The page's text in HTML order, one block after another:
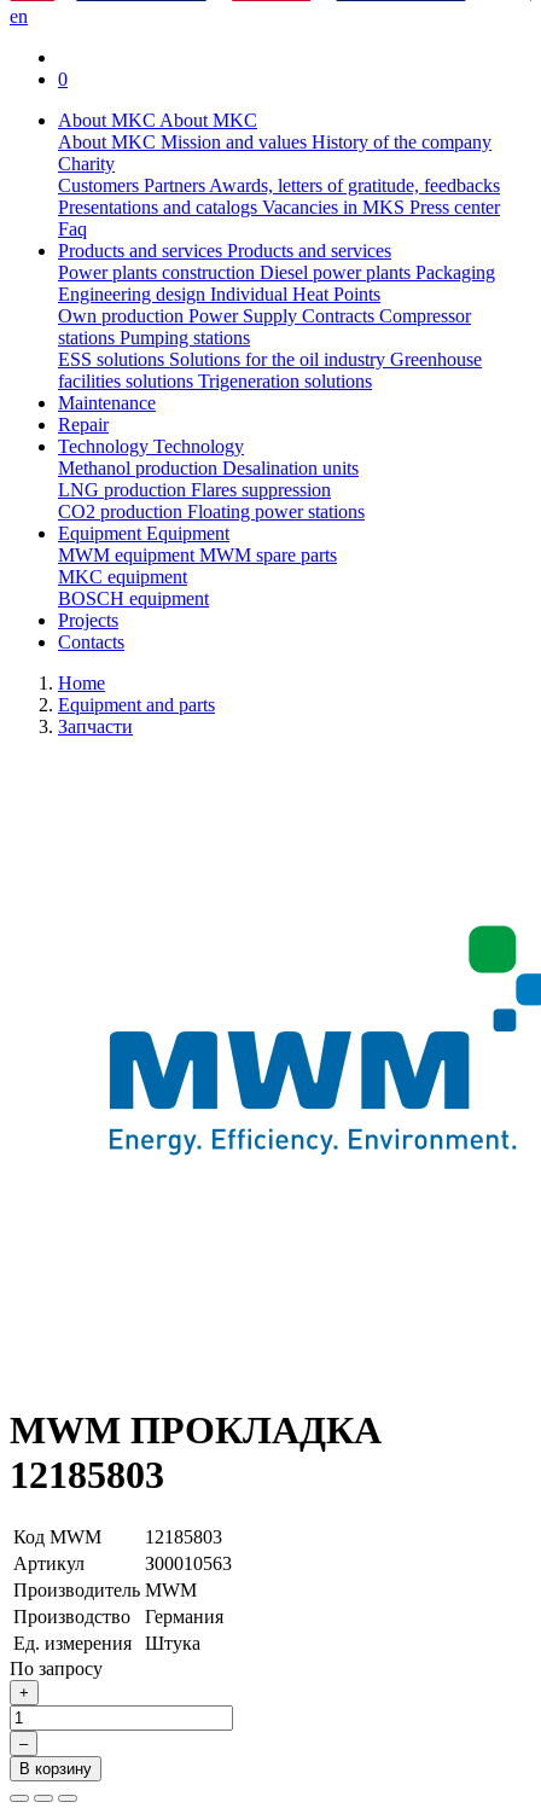
en
0
About MKC About MKC
About MKC Mission and values History of the company
Charity
Customers PartnersAwards, letters of gratitude, feedbacks
Presentations and catalogs Vacancies in MKS Press center
Faq
Products and services Products and services
Power plants construction Diesel power plants Packaging
Engineering design Individual Heat Points
Own production Power Supply Contracts Compressor
stations Pumping stations
ESS solutions Solutions for the oil industry Greenhouse
facilities solutions Trigeneration solutions
Maintenance
Repair
Technology Technology
Methanol production Desalination units
LNG production Flares suppression
СО2 production Floating power stations
EquipmentEquipment
MWM equipmentMWM spare parts
MKC equipment
BOSCH equipment
Projects
Contacts
Home
Equipment and parts
Запчасти
MWM ПРОКЛАДКА
12185803
Код MWM
12185803
Артикул
З00010563
Производитель MWM
Производство
Германия
Ед. измерения
Штука
По запросу
+
–
В корзину